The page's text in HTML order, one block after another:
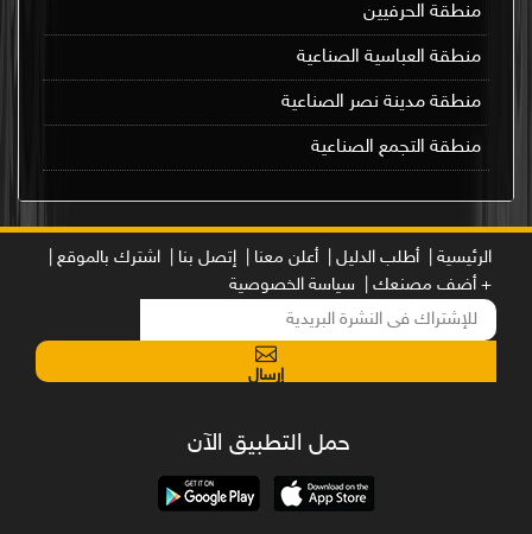
منطقة الحرفيين
منطقة العباسية الصناعية
منطقة مدينة نصر الصناعية
منطقة التجمع الصناعية
الرئيسية | أطلب الدليل | أعلن معنا | إتصل بنا |
اشترك بالموقع |
+ أضف مصنعك |
سياسة الخصوصية
إرسال
حمل التطبيق الآن